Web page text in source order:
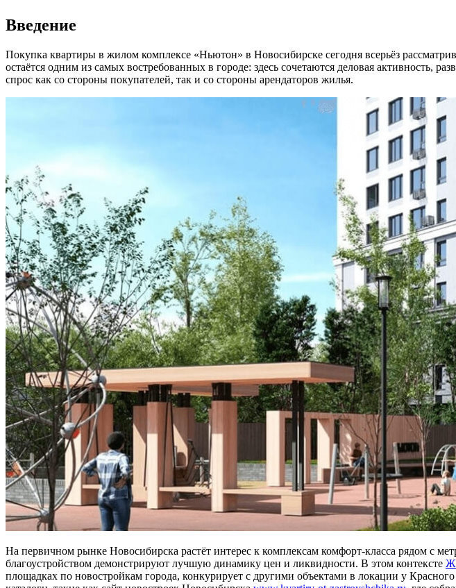
Введение
Покупка квартиры в жилом комплексе «Ньютон» в Новосибирске сегодня всерьёз
остаётся одним из самых востребованных в городе: здесь сочетаются деловая активность,
спрос как со стороны покупателей, так и со стороны арендаторов жилья.
На первичном рынке Новосибирска растёт интерес к комплексам комфорт-класса рядом с
благоустройством демонстрируют лучшую динамику цен и ликвидности. В этом контексте
площадках по новостройкам города, конкурирует с другими объектами в локации у